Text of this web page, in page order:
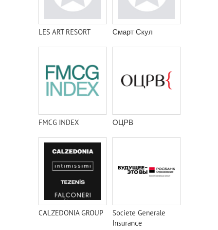
LES ART RESORT Смарт Скул
FMCG INDEX ОЦРВ
CALZEDONIA GROUP
Societe Generale
Insurance